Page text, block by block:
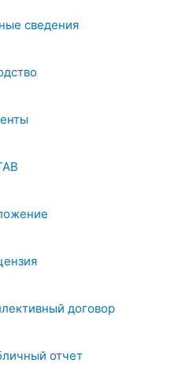
сведения
договор
отчет